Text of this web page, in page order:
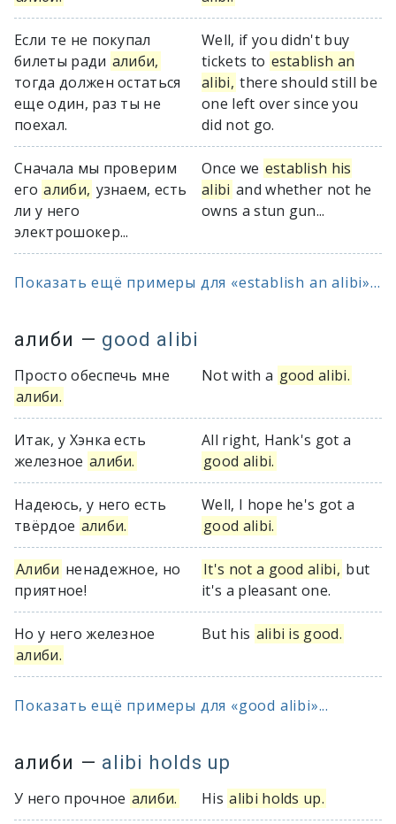
Если те не покупал
билеты ради алиби,
тогда должен остаться
еще один, раз ты не
поехал.
Well, if you didn't buy
tickets to establish an
alibi, there should still be
one left over since you
did not go.
Сначала мы проверим
его алиби, узнаем, есть
ли у него
электрошокер...
Once we establish his
alibi and whether not he
owns a stun gun...
Показать ещё примеры для «establish an alibi»...
алиби — good alibi
Просто обеспечь мне
алиби.
Not with a good alibi.
Итак, у Хэнка есть
железное алиби.
All right, Hank's got a
good alibi.
Надеюсь, у него есть
твёрдое алиби.
Well, I hope he's got a
good alibi.
Алиби ненадежное, но
приятное!
It's not a good alibi, but
it's a pleasant one.
Но у него железное
алиби.
But his alibi is good.
Показать ещё примеры для «good alibi»...
алиби — alibi holds up
У него прочное алиби. His alibi holds up.